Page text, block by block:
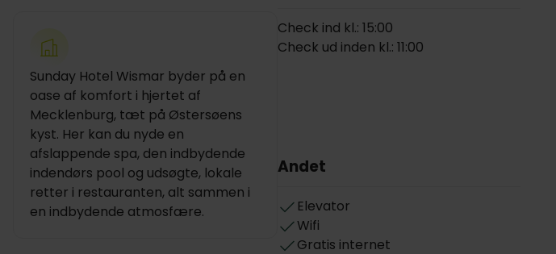
Sunday Hotel Wismar byder på en
oase af komfort i hjertet af
Mecklenburg, tæt på Østersøens
kyst. Her kan du nyde en
afslappende spa, den indbydende
indendørs pool og udsøgte, lokale
retter i restauranten, alt sammen i
en indbydende atmosfære.
Check ind kl.: 15:00
Check ud inden kl.: 11:00
Andet
Elevator
Wifi
Gratis internet